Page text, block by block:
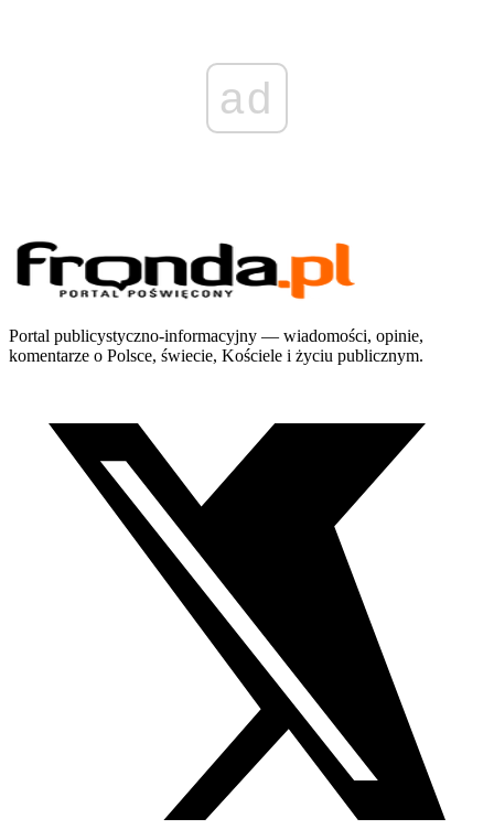
ad
Portal publicystyczno-informacyjny — wiadomości, opinie,
komentarze o Polsce, świecie, Kościele i życiu publicznym.